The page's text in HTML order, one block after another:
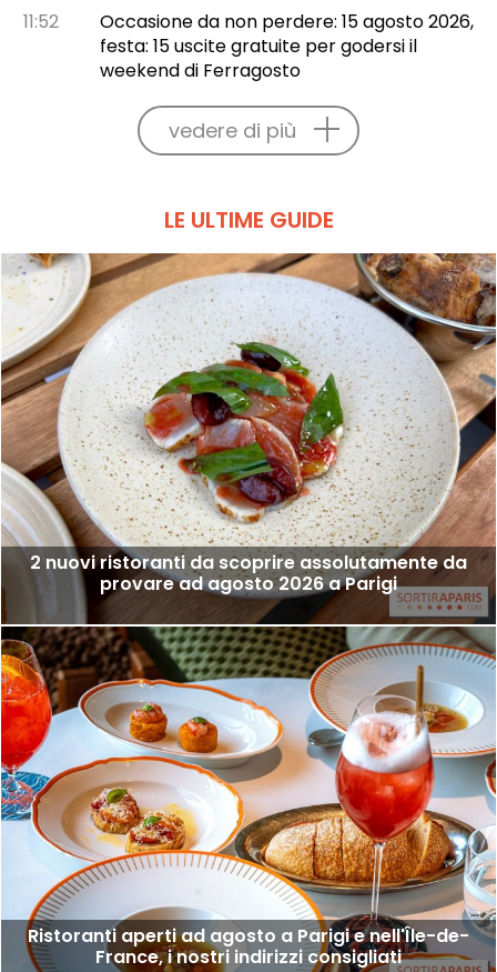
11:52
Occasione da non perdere: 15 agosto 2026,
festa: 15 uscite gratuite per godersi il
weekend di Ferragosto
vedere di più
LE ULTIME GUIDE
2 nuovi ristoranti da scoprire assolutamente da
provare ad agosto 2026 a Parigi
Ristoranti aperti ad agosto a Parigi e nell'Île-de-
France, i nostri indirizzi consigliati